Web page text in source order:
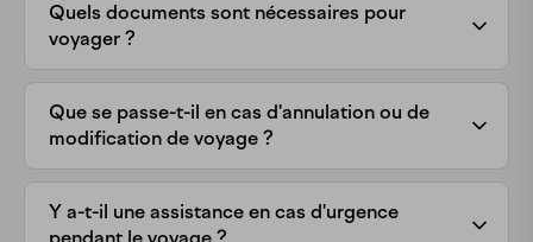
Quels documents sont nécessaires pour
voyager ?
Que se passe-t-il en cas d'annulation ou de
modification de voyage ?
Y a-t-il une assistance en cas d'urgence